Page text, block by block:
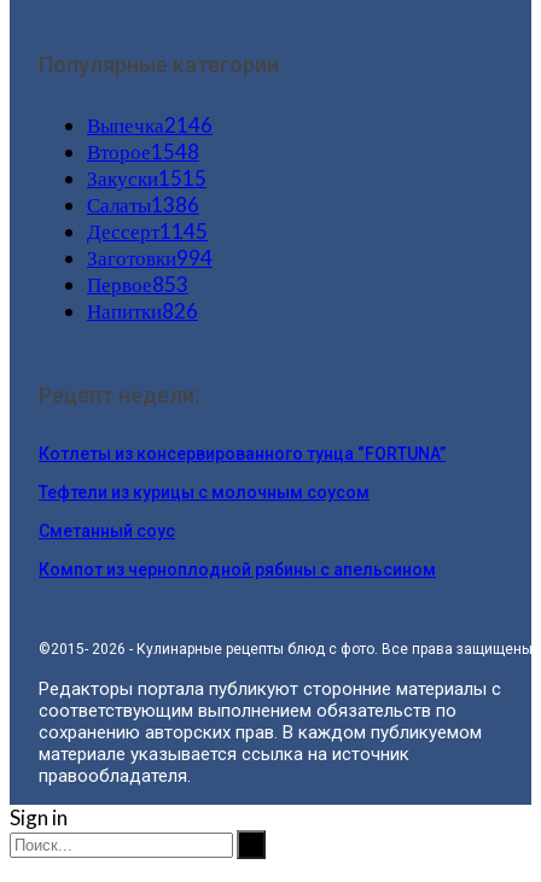
Популярные категории
Выпечка2146
Второе1548
Закуски1515
Салаты1386
Дессерт1145
Заготовки994
Первое853
Напитки826
Рецепт недели:
Котлеты из консервированного тунца “FORTUNA”
Тефтели из курицы с молочным соусом
Сметанный соус
Компот из черноплодной рябины с апельсином
©2015- 2026 - Кулинарные рецепты блюд с фото. Все права защищены.
Редакторы портала публикуют сторонние материалы с
соответствующим выполнением обязательств по
сохранению авторских прав. В каждом публикуемом
материале указывается ссылка на источник
правообладателя.
Sign in